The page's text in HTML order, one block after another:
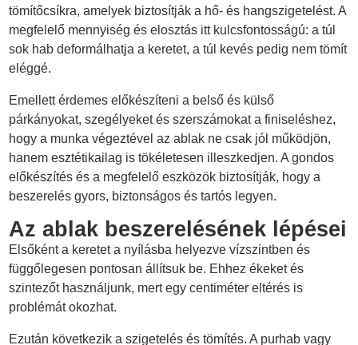
tömítőcsíkra, amelyek biztosítják a hő- és hangszigetelést. A
megfelelő mennyiség és elosztás itt kulcsfontosságú: a túl
sok hab deformálhatja a keretet, a túl kevés pedig nem tömít
eléggé.
Emellett érdemes előkészíteni a belső és külső
párkányokat, szegélyeket és szerszámokat a finiseléshez,
hogy a munka végeztével az ablak ne csak jól működjön,
hanem esztétikailag is tökéletesen illeszkedjen. A gondos
előkészítés és a megfelelő eszközök biztosítják, hogy a
beszerelés gyors, biztonságos és tartós legyen.
Az ablak beszerelésének lépései
Elsőként a keretet a nyílásba helyezve vízszintben és
függőlegesen pontosan állítsuk be. Ehhez ékeket és
szintezőt használjunk, mert egy centiméter eltérés is
problémát okozhat.
Ezután következik a szigetelés és tömítés. A purhab vagy